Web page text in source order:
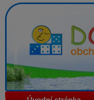
Domino -